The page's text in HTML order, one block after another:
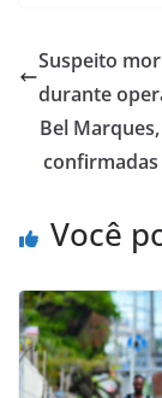
Suspeito
durante
Bel
confirmadas
Você